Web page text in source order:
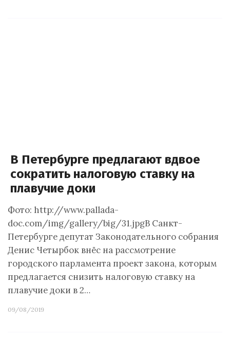
В Петербурге предлагают вдвое
сократить налоговую ставку на
плавучие доки
Фото: http://www.pallada-
doc.com/img/gallery/big/31.jpgВ Санкт-
Петербурге депутат Законодательного собрания
Денис Четырбок внёс на рассмотрение
городского парламента проект закона, которым
предлагается снизить налоговую ставку на
плавучие доки в 2…
09/08/2019